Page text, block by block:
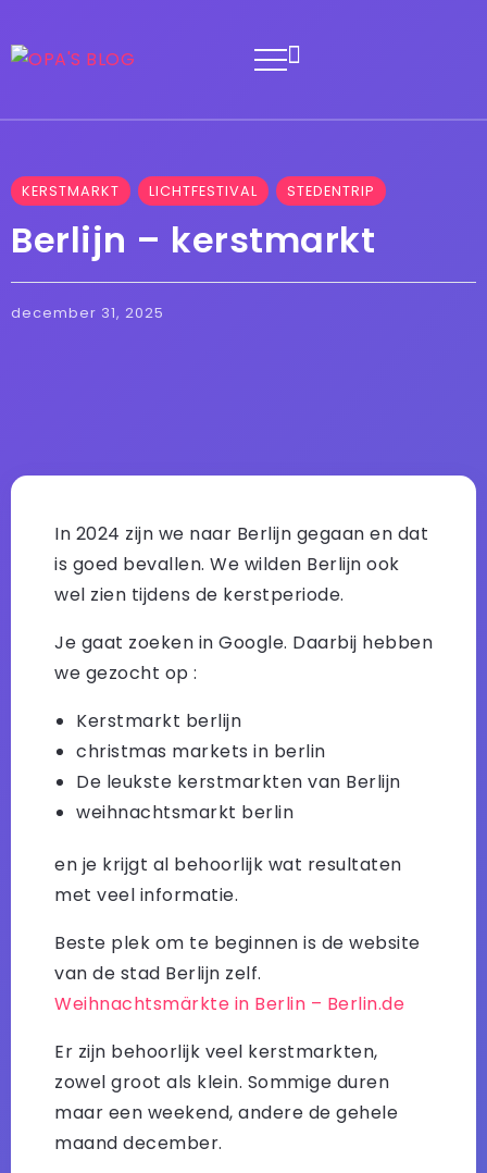
KERSTMARKT LICHTFESTIVAL STEDENTRIP
Berlijn – kerstmarkt
december 31, 2025
In 2024 zijn we naar Berlijn gegaan en dat
is goed bevallen. We wilden Berlijn ook
wel zien tijdens de kerstperiode.
Je gaat zoeken in Google. Daarbij hebben
we gezocht op :
Kerstmarkt berlijn
christmas markets in berlin
De leukste kerstmarkten van Berlijn
weihnachtsmarkt berlin
en je krijgt al behoorlijk wat resultaten
met veel informatie.
Beste plek om te beginnen is de website
van de stad Berlijn zelf.
Weihnachtsmärkte in Berlin – Berlin.de
Er zijn behoorlijk veel kerstmarkten,
zowel groot als klein. Sommige duren
maar een weekend, andere de gehele
maand december.